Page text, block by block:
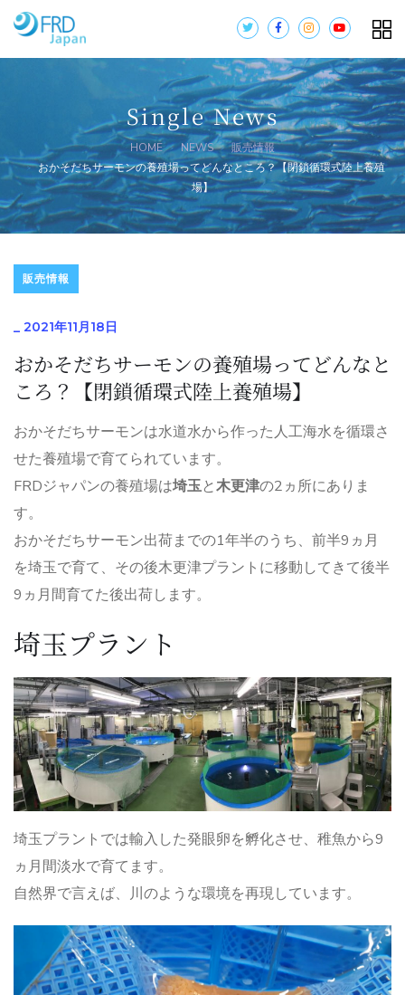
Single News
HOME NEWS
販売情報
おかそだちサーモンの養殖場ってどんなところ？【閉鎖循環式陸上養殖
場】
販売情報
_ 2021年11月18日
おかそだちサーモンの養殖場ってどんなと
ころ？【閉鎖循環式陸上養殖場】
おかそだちサーモンは水道水から作った人工海水を循環さ
せた養殖場で育てられています。
FRDジャパンの養殖場は埼玉と木更津の2ヵ所にありま
す。
おかそだちサーモン出荷までの1年半のうち、前半9ヵ月
を埼玉で育て、その後木更津プラントに移動してきて後半
9ヵ月間育てた後出荷します。
埼玉プラント
埼玉プラントでは輸入した発眼卵を孵化させ、稚魚から9
ヵ月間淡水で育てます。
自然界で言えば、川のような環境を再現しています。